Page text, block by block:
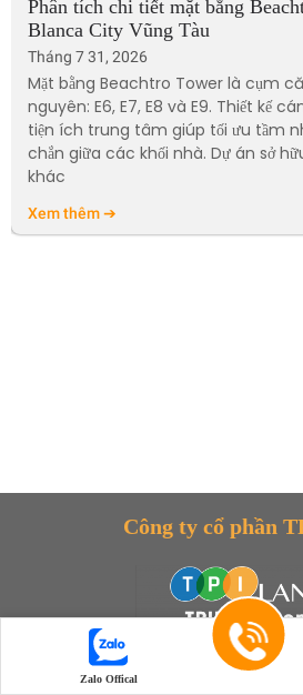
Phân tích chi tiết mặt bằng
Blanca City Vũng Tàu
Tháng 7 31, 2026
Mặt bằng Beachtro Tower là cụm
nguyên: E6, E7, E8 và E9. Thiết kế
tiện ích trung tâm giúp tối ưu tầm
chắn giữa các khối nhà. Dự án sở
khác
Xem thêm ➔
Công ty cổ phần
Hãy trải nghiệm hệ sinh thái
Zalo Offical